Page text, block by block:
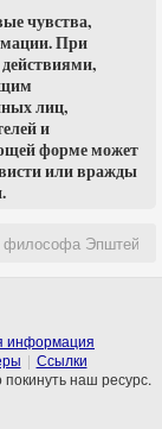
чувства,
При
лиц,
и
форме может
или вражды
философа Эпштейна
информация
Ссылки
наш ресурс.